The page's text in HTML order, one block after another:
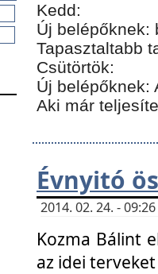
Kedd:
Új belépőknek:
Tapasztaltabb
Csütörtök:
Új belépőknek:
Aki már
Évnyitó
2014. 02. 24. -
Kozma Bálint
az idei